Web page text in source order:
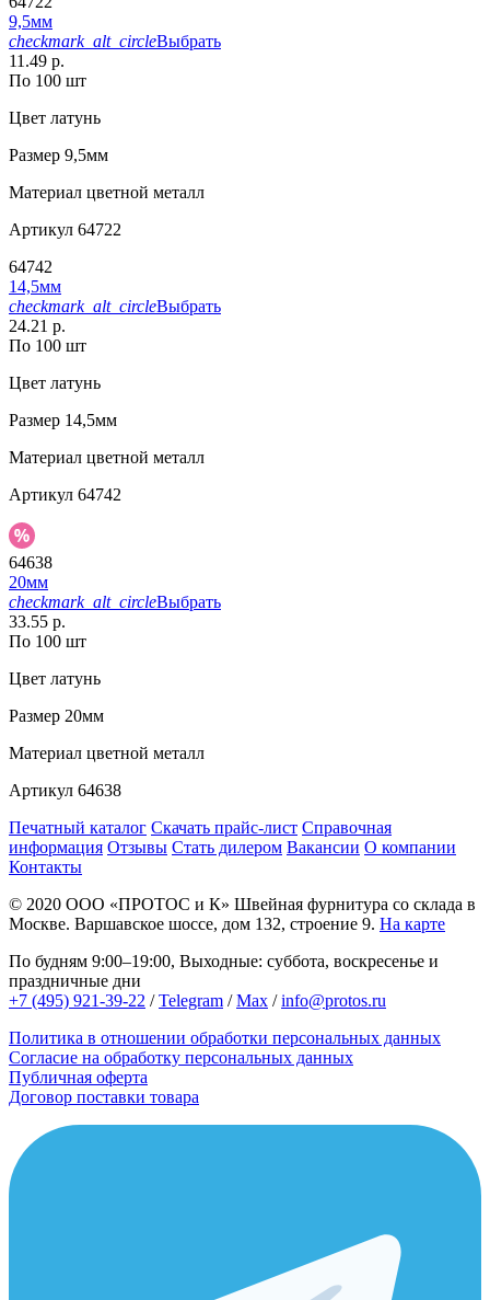
9,5мм
checkmark_alt_circleВыбрать
11.49 р.
По 100 шт
Цвет латунь
Размер 9,5мм
Материал цветной металл
Артикул 64722
64742
14,5мм
checkmark_alt_circleВыбрать
24.21 р.
По 100 шт
Цвет латунь
Размер 14,5мм
Материал цветной металл
Артикул 64742
64638
20мм
checkmark_alt_circleВыбрать
33.55 р.
По 100 шт
Цвет латунь
Размер 20мм
Материал цветной металл
Артикул 64638
Печатный каталог Скачать прайс-лист Справочная
информация Отзывы Стать дилером Вакансии О компании
Контакты
© 2020 ООО «ПРОТОС и К» Швейная фурнитура со склада в
Москве. Варшавское шоссе, дом 132, строение 9. На карте
По будням 9:00–19:00, Выходные: суббота, воскресенье и
праздничные дни
+7 (495) 921-39-22 /Telegram /Max /info@protos.ru
Политика в отношении обработки персональных данных
Согласие на обработку персональных данных
Публичная оферта
Договор поставки товара